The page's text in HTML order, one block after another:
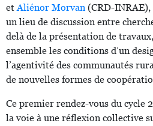
etAliénor Morvan (CRD-
un lieu de discussion entre
delà de la présentation de
ensemble les conditions d’un
l’agentivité des communautés
de nouvelles formes de
Ce premier rendez-vous du cycle
la voie à une réflexion collective